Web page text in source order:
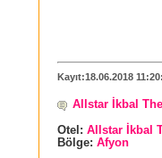
Kayıt:18.06.2018
Allstar İkbal
Otel: Allstar İkbal
Bölge: Afyon